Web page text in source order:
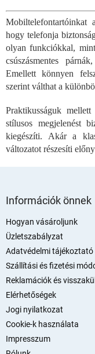
Mobiltelefontartóinkat
hogy telefonja
olyan funkciókkal,
csúszásmentes
Emellett könnyen
szerint válthat a
Praktikusságuk
stílusos megjelenést
kiegészíti. Akár a
változatot részesíti
Információk önnek
Hogyan vásároljunk
Üzletszabályzat
Adatvédelmi tájékoztató
Szállítási és fizetési
Reklamációk és
Elérhetőségek
Jogi nyilatkozat
Cookie-k használata
Impresszum